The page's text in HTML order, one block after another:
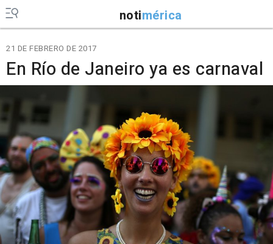
notimérica
21 DE FEBRERO DE 2017
En Río de Janeiro ya es carnaval